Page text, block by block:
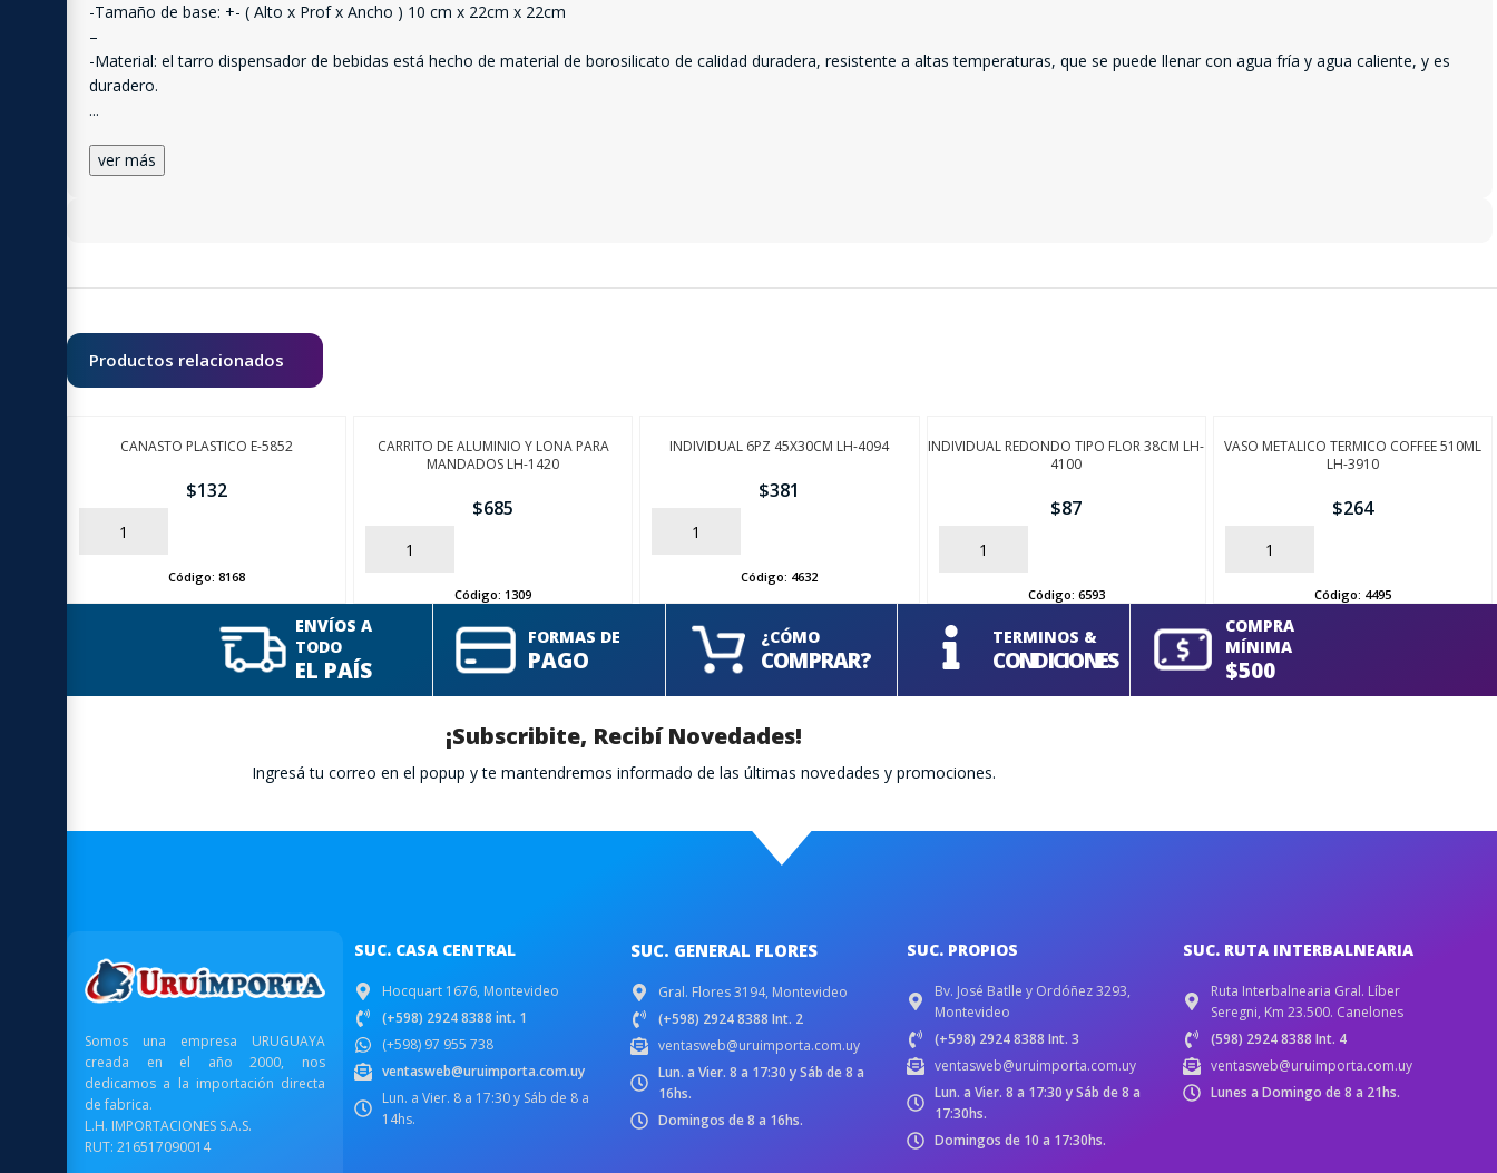
-Tamaño de base: +- ( Alto x Prof x Ancho ) 10 cm x 22cm x 22cm
–
-Material: el tarro dispensador de bebidas está hecho de material de borosilicato de calidad duradera, resistente a altas temperaturas, que se puede llenar con agua fría y agua caliente, y es
duradero.
...
ver más
Productos relacionados
CANASTO PLASTICO E-5852
$132
AÑADIR
Código:8168
CARRITO DE ALUMINIO Y LONA PARA
MANDADOS LH-1420
$685
AÑADIR
Código:1309
INDIVIDUAL 6PZ 45X30CM LH-4094
$381
AÑADIR
Código: 4632
INDIVIDUAL REDONDO TIPO FLOR 38CM LH-
4100
$87
AÑADIR
Código: 6593
VASO METALICO TERMICO COFFEE 510ML
LH-3910
$264
AÑADIR
Código: 4495
ENVÍOS A
TODO
EL PAÍS
FORMAS DE
PAGO
¿CÓMO
COMPRAR?
TERMINOS &
CONDICIONES
COMPRA
MÍNIMA
$500
¡Subscribite, Recibí Novedades!
Ingresá tu correo en el popup y te mantendremos informado de las últimas novedades y promociones.
Somos una empresa URUGUAYA
creada en el año 2000, nos
dedicamos a la importación directa
de fabrica.
L.H. IMPORTACIONES S.A.S.
RUT: 216517090014
SUC. CASA CENTRAL
Hocquart 1676, Montevideo
(+598) 2924 8388 int. 1
(+598) 97 955 738
ventasweb@uruimporta.com.uy
Lun. a Vier. 8 a 17:30 y Sáb de 8 a
14hs.
SUC. GENERAL FLORES
Gral. Flores 3194, Montevideo
(+598) 2924 8388 Int. 2
ventasweb@uruimporta.com.uy
Lun. a Vier. 8 a 17:30 y Sáb de 8 a
16hs.
Domingos de 8 a 16hs.
SUC. PROPIOS
Bv. José Batlle y Ordóñez 3293,
Montevideo
(+598) 2924 8388 Int. 3
ventasweb@uruimporta.com.uy
Lun. a Vier. 8 a 17:30 y Sáb de 8 a
17:30hs.
Domingos de 10 a 17:30hs.
SUC. RUTA INTERBALNEARIA
Ruta Interbalnearia Gral. Líber
Seregni, Km 23.500. Canelones
(598) 2924 8388 Int. 4
ventasweb@uruimporta.com.uy
Lunes a Domingo de 8 a 21hs.